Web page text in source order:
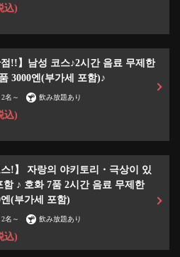
込)
점!!】남성 코스♪2시간 음료 무제한
3000엔(부가세 포함)♪
2名 ～ 飲み放題あり
込)
스!】 자랑의 야키토리・극상이 있
함 ♪ 호화 7품 2시간 음료 무제한
(부가세 포함)
2名 ～ 飲み放題あり
込)
報をシェアする
됩니다 | 50円焼き鳥 絶好鳥 市
ッセイビル２階
132156090